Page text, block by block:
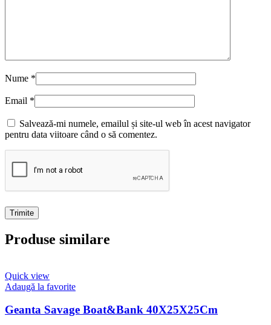
Nume *
Email *
Salvează-mi numele, emailul și site-ul web în acest navigator
pentru data viitoare când o să comentez.
Produse similare
Quick view
Adaugă la favorite
Geanta Savage Boat&Bank 40X25X25Cm